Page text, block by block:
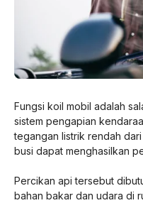
Fungsi koil mobil adalah
sistem pengapian
tegangan listrik rendah
busi dapat menghasilkan
Percikan api tersebut
bahan bakar dan udara di